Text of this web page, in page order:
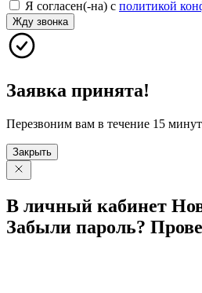
Я согласен(-на) с политикой
Жду звонка
Заявка принята!
Перезвоним вам в течение 15
Закрыть
В личный кабинет
Забыли пароль?